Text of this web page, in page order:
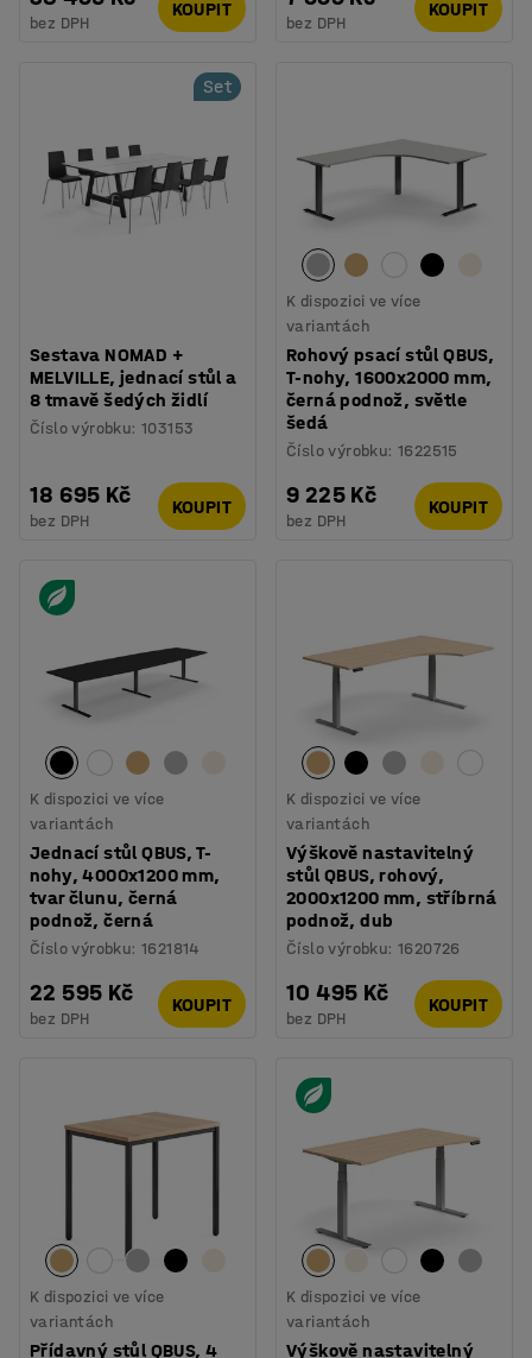
bez DPH
KOUPIT
bez DPH
KOUPIT
Set
Sestava NOMAD +
MELVILLE, jednací stůl a
8 tmavě šedých židlí
Číslo výrobku:103153
18 695 Kč
bez DPH
KOUPIT
K dispozici ve více
variantách
Rohový psací stůl QBUS,
T-nohy, 1600x2000 mm,
černá podnož, světle
šedá
Číslo výrobku:1622515
9 225 Kč
bez DPH
KOUPIT
K dispozici ve více
variantách
Jednací stůl QBUS, T-
nohy, 4000x1200 mm,
tvar člunu, černá
podnož, černá
Číslo výrobku:1621814
22 595 Kč
bez DPH
KOUPIT
K dispozici ve více
variantách
Výškově nastavitelný
stůl QBUS, rohový,
2000x1200 mm, stříbrná
podnož, dub
Číslo výrobku:1620726
10 495 Kč
bez DPH
KOUPIT
K dispozici ve více
variantách
Přídavný stůl QBUS, 4
K dispozici ve více
variantách
Výškově nastavitelný